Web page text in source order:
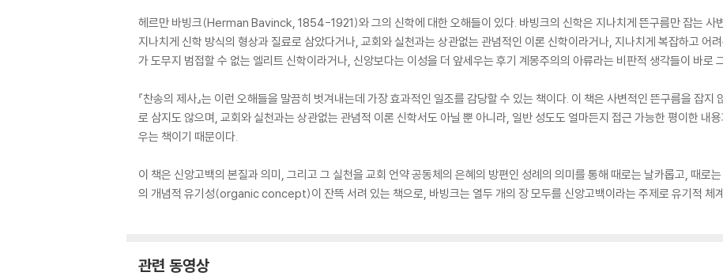
헤르만 바빙크(Herman Bavinck, 1854-1921)와 그의 신학에 대한 오해들이 있다. 바빙크의 신학은 지나치게 뜬구름만 잡는 사
지나치게 신학 방식의 형상과 질료로 삼았다거나, 교회와 실천과는 상관없는 관념적인 이론 신학이라거나, 지나치게 복잡하고 어
가 도무지 범접할 수 없는 엘리트 신학이라거나, 신앙보다는 이성을 더 앞세우는 후기 계몽주의의 아류라는 비판적 생각들이 바로
『찬송의 제사』는 이런 오해들을 말끔히 벗겨내는데 가장 효과적인 일조를 감당할 수 있는 책이다. 이 책은 사변적인 뜬구름을 잡
로 삼지도 않으며, 교회와 실천과는 상관없는 관념적 이론 신학서도 아닐 뿐 아니라, 일반 성도도 얼마든지 접근 가능한 평이한 내
우는 책이기 때문이다.
이 책은 신앙고백의 본질과 의미, 그리고 그 실천을 교회 언약 공동체의 은혜의 방편인 성례의 의미를 통해 때로는 날카롭고, 때로
의 개념적 유기성(organic concept)이 잔뜩 서려 있는 책으로, 바빙크는 열두 개의 장 모두를 신앙고백이라는 주제로 유기적 체
관련 동영상